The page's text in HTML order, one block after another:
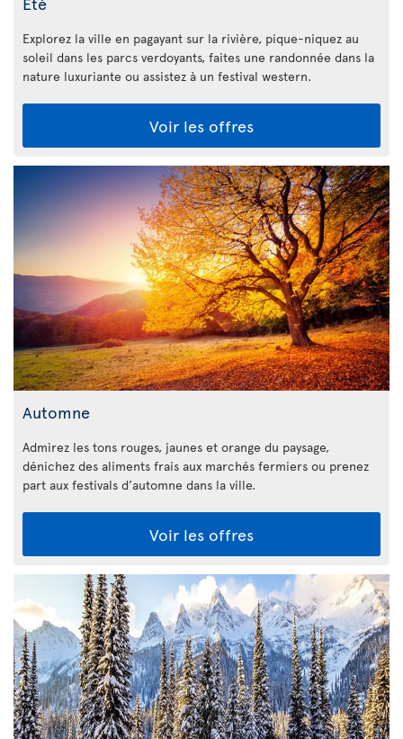
Explorez la ville en pagayant sur la rivière, pique-niquez au
soleil dans les parcs verdoyants, faites une randonnée dans la
nature luxuriante ou assistez à un festival western.
Voir les offres
Automne
Admirez les tons rouges, jaunes et orange du paysage,
dénichez des aliments frais aux marchés fermiers ou prenez
part aux festivals d’automne dans la ville.
Voir les offres